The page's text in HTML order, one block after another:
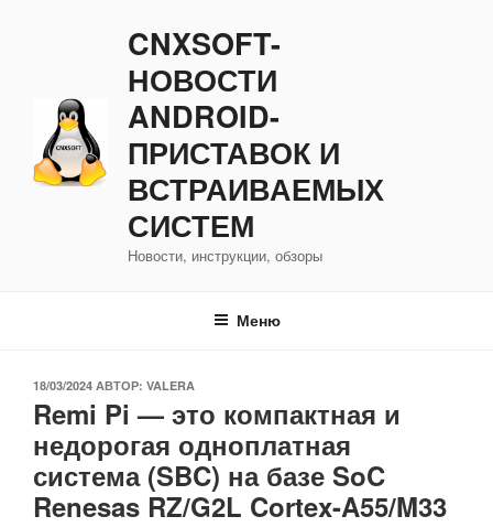
CNXSOFT-
НОВОСТИ
ANDROID-
ПРИСТАВОК И
ВСТРАИВАЕМЫХ
СИСТЕМ
Новости, инструкции, обзоры
Меню
ОПУБЛИКОВАНО
18/03/2024 АВТОР: VALERA
Remi Pi — это компактная и
недорогая одноплатная
система (SBC) на базе SoC
Renesas RZ/G2L Cortex-A55/M33